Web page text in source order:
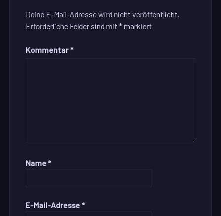
Deine E-Mail-Adresse wird nicht veröffentlicht.
Erforderliche Felder sind mit*markiert
Kommentar *
Name *
E-Mail-Adresse *